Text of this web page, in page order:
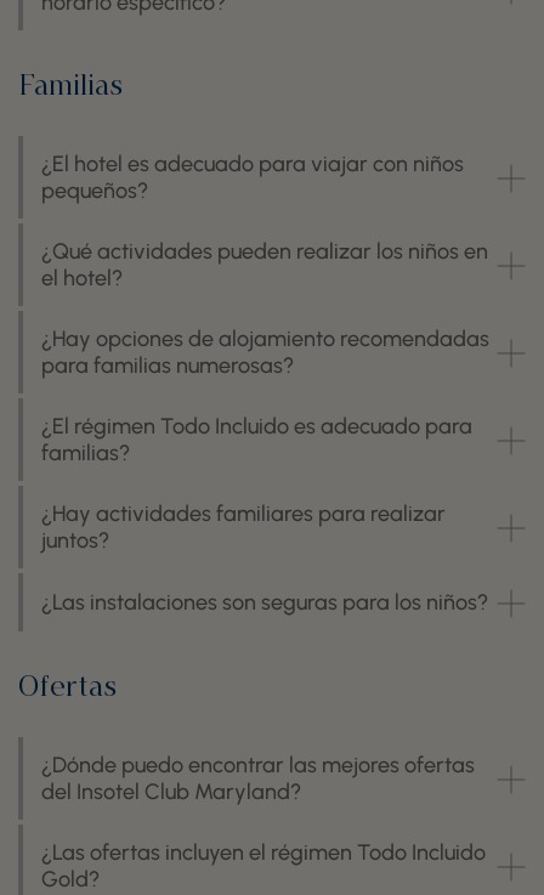
Familias
¿El hotel es adecuado para viajar con niños
pequeños?
¿Qué actividades pueden realizar los niños en
el hotel?
¿Hay opciones de alojamiento recomendadas
para familias numerosas?
¿El régimen Todo Incluido es adecuado para
familias?
¿Hay actividades familiares para realizar
juntos?
¿Las instalaciones son seguras para los niños?
Ofertas
¿Dónde puedo encontrar las mejores ofertas
del Insotel Club Maryland?
¿Las ofertas incluyen el régimen Todo Incluido
Gold?